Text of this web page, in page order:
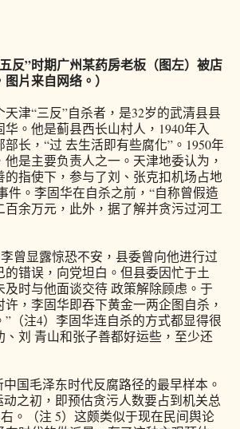
五反”时期广州某药房老板（图左）被店
片来自网络。）
津“三反”自杀者，是32岁的武清县县
。他是蓟县西长山村人，1940年入
长，“过 去生活即有些腐化”。1950年
是主要负责人之一。天津地委认为，
的指使下，参与了刘、张克扣机场占地
件。李固华在自杀之前，“自称曾假造
百余万元，此外，据了解并贪污过河工
李曾显露惊恐不安，县委曾向他进行过
错误，向党坦白。但县委因忙于土
及时与他面谈交待 政策解除顾虑。于
许，李固华即吞下黄金一两企图自杀，
（注4）李固华连自杀的方式都显得很
、刘 青山和张子善都好运些，至少还
国毛泽东时代反腐路径的最早样本。
动之初，即预估贪污人数要占到机关总
。（注 5）这颇类似于现在民间舆论